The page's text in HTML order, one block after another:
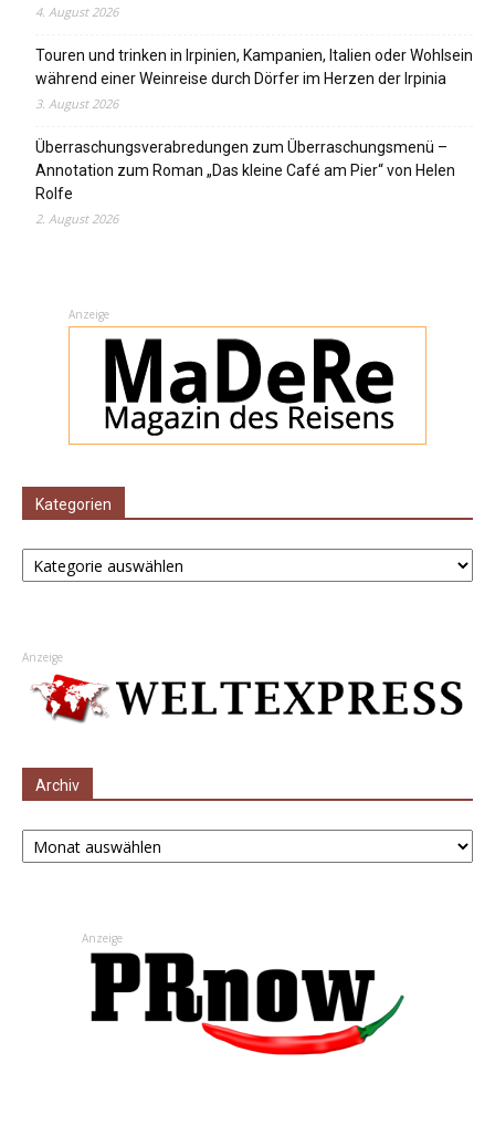
4. August 2026
Touren und trinken in Irpinien, Kampanien, Italien oder Wohlsein
während einer Weinreise durch Dörfer im Herzen der Irpinia
3. August 2026
Überraschungsverabredungen zum Überraschungsmenü –
Annotation zum Roman „Das kleine Café am Pier“ von Helen
Rolfe
2. August 2026
Anzeige
Kategorien
Kategorien
Anzeige
Archiv
Archiv
Anzeige